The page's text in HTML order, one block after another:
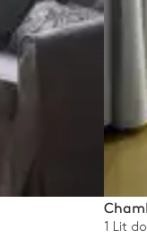
1 Lit